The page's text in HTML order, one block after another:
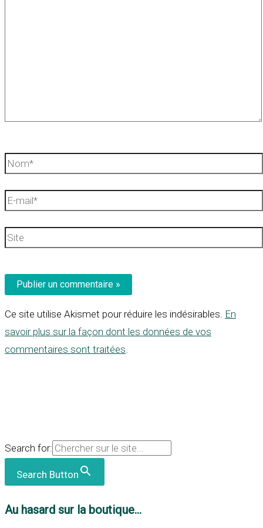
Nom*
E-
Site
Ce site utilise Akismet pour réduire les indésirables. En
savoir plus sur la façon dont les données de vos
commentaires sont traitées
Search for:
Search Button
Au hasard sur la boutique...